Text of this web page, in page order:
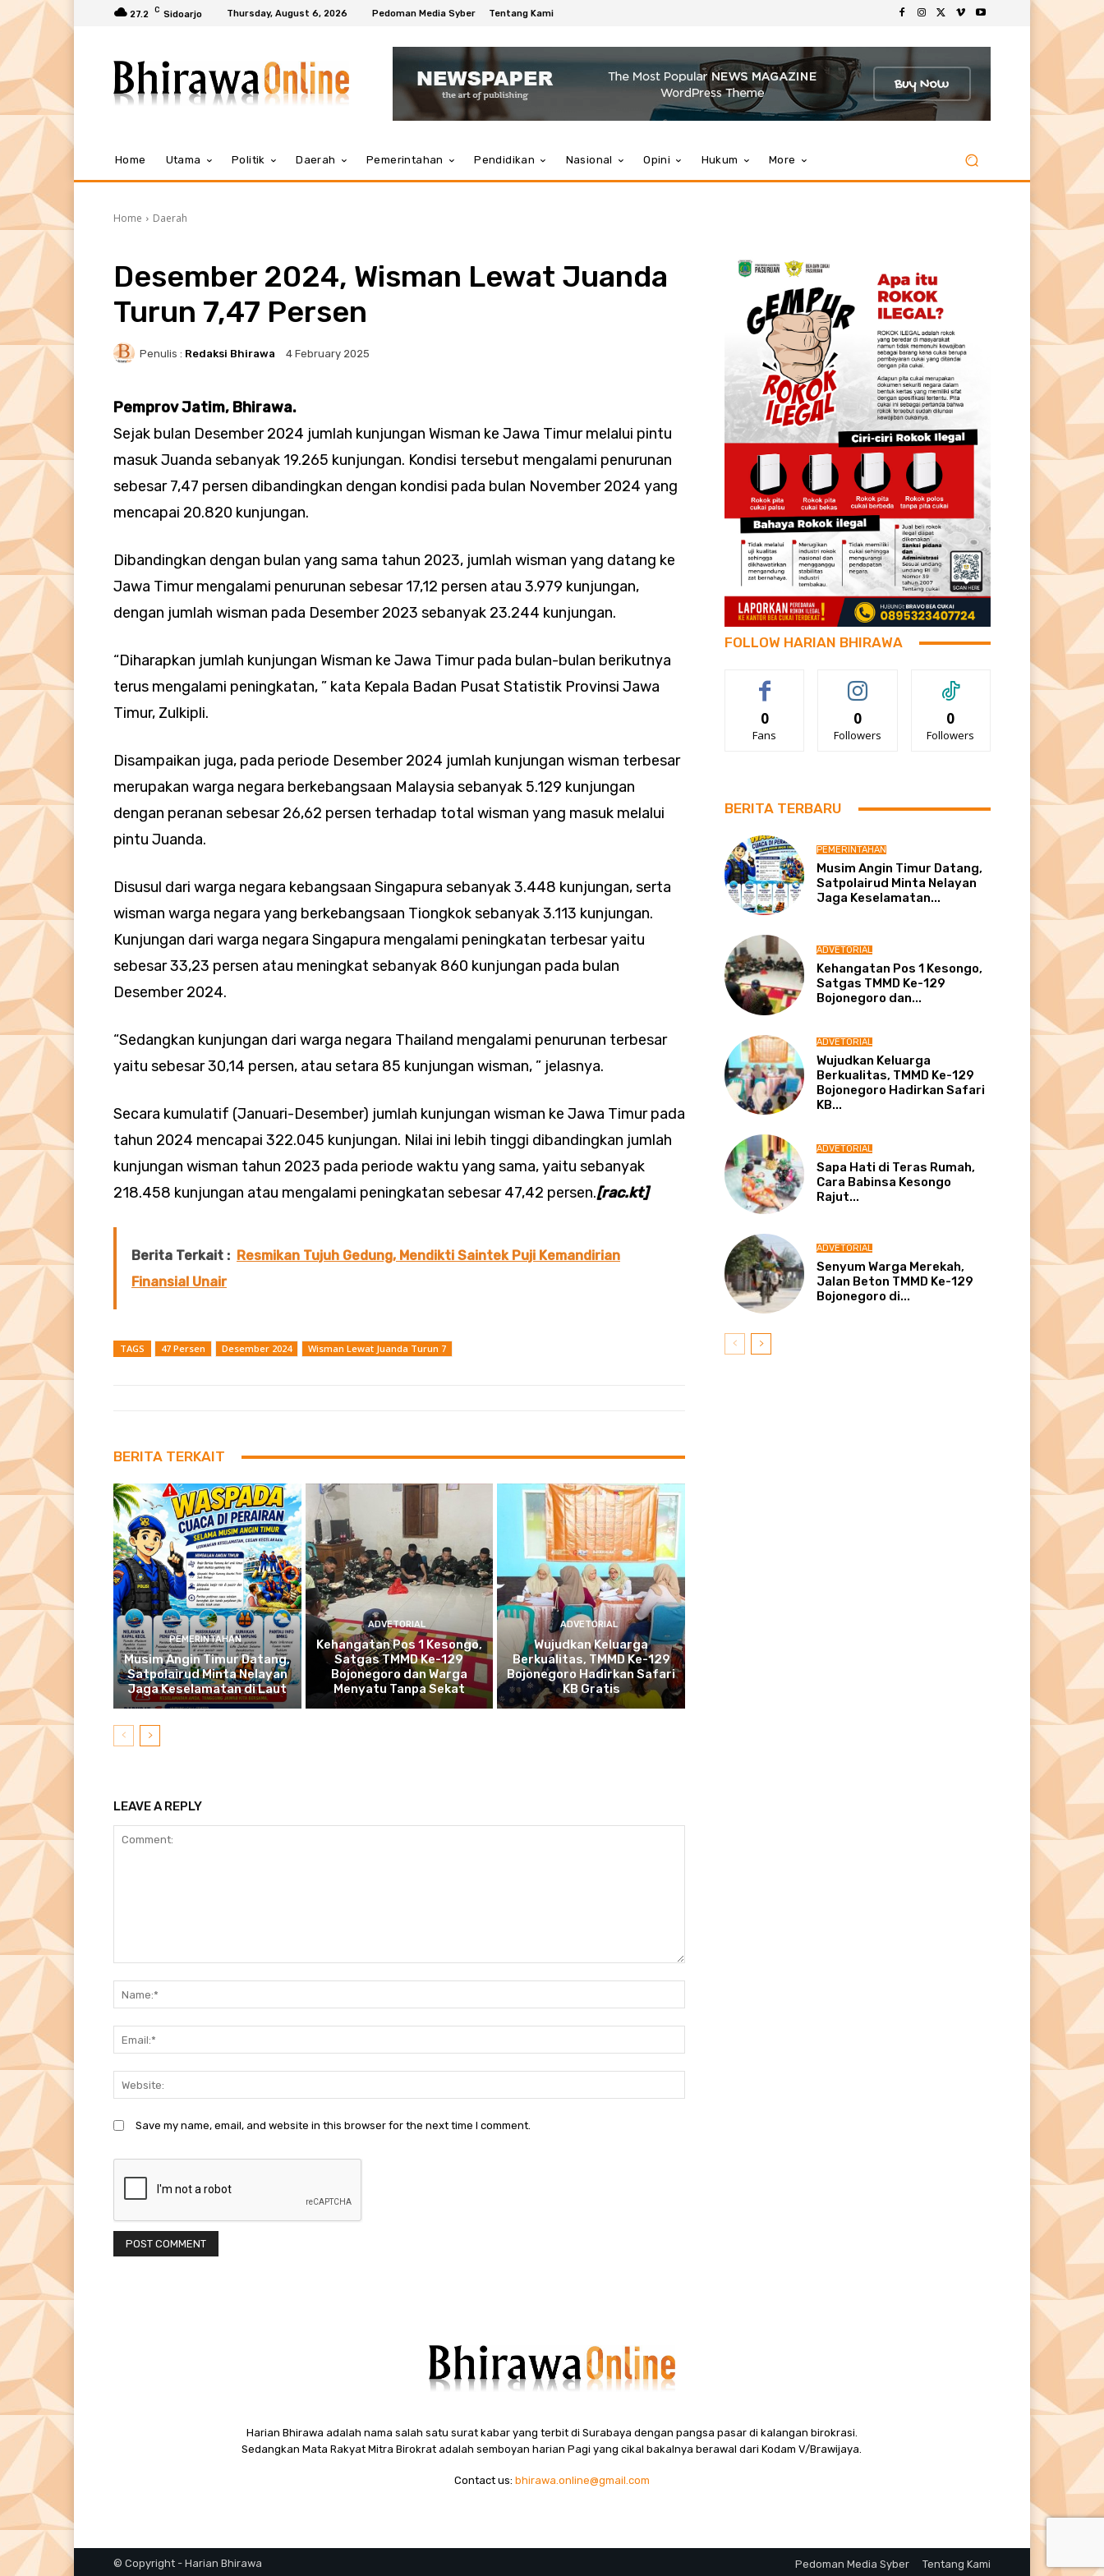
27.2 C Sidoarjo Thursday, August 6, 2026 Pedoman Media Syber Tentang Kami
Home Utama Politik Daerah Pemerintahan Pendidikan Nasional Opini Hukum More
Home Daerah
Desember 2024, Wisman Lewat Juanda
Turun 7,47 Persen
Penulis : Redaksi Bhirawa 4 February 2025
Pemprov Jatim, Bhirawa.
Sejak bulan Desember 2024 jumlah kunjungan Wisman ke Jawa Timur melalui pintu
masuk Juanda sebanyak 19.265 kunjungan. Kondisi tersebut mengalami penurunan
sebesar 7,47 persen dibandingkan dengan kondisi pada bulan November 2024 yang
mencapai 20.820 kunjungan.
Dibandingkan dengan bulan yang sama tahun 2023, jumlah wisman yang datang ke
Jawa Timur mengalami penurunan sebesar 17,12 persen atau 3.979 kunjungan,
dengan jumlah wisman pada Desember 2023 sebanyak 23.244 kunjungan.
“Diharapkan jumlah kunjungan Wisman ke Jawa Timur pada bulan-bulan berikutnya
terus mengalami peningkatan, ” kata Kepala Badan Pusat Statistik Provinsi Jawa
Timur, Zulkipli.
Disampaikan juga, pada periode Desember 2024 jumlah kunjungan wisman terbesar
merupakan warga negara berkebangsaan Malaysia sebanyak 5.129 kunjungan
dengan peranan sebesar 26,62 persen terhadap total wisman yang masuk melalui
pintu Juanda.
Disusul dari warga negara kebangsaan Singapura sebanyak 3.448 kunjungan, serta
wisman warga negara yang berkebangsaan Tiongkok sebanyak 3.113 kunjungan.
Kunjungan dari warga negara Singapura mengalami peningkatan terbesar yaitu
sebesar 33,23 persen atau meningkat sebanyak 860 kunjungan pada bulan
Desember 2024.
“Sedangkan kunjungan dari warga negara Thailand mengalami penurunan terbesar
yaitu sebesar 30,14 persen, atau setara 85 kunjungan wisman, ” jelasnya.
Secara kumulatif (Januari-Desember) jumlah kunjungan wisman ke Jawa Timur pada
tahun 2024 mencapai 322.045 kunjungan. Nilai ini lebih tinggi dibandingkan jumlah
kunjungan wisman tahun 2023 pada periode waktu yang sama, yaitu sebanyak
218.458 kunjungan atau mengalami peningkatan sebesar 47,42 persen.[rac.kt]
Berita Terkait : Resmikan Tujuh Gedung, Mendikti Saintek Puji Kemandirian
Finansial Unair
TAGS 47 Persen Desember 2024 Wisman Lewat Juanda Turun 7
BERITA TERKAIT
PEMERINTAHAN
Musim Angin Timur Datang,
Satpolairud Minta Nelayan
Jaga Keselamatan di Laut
ADVETORIAL
Kehangatan Pos 1 Kesongo,
Satgas TMMD Ke-129
Bojonegoro dan Warga
Menyatu Tanpa Sekat
ADVETORIAL
Wujudkan Keluarga
Berkualitas, TMMD Ke-129
Bojonegoro Hadirkan Safari
KB Gratis
LEAVE A REPLY
Save my name, email, and website in this browser for the next time I comment.
FOLLOW HARIAN BHIRAWA
0
Fans
0
Followers
0
Followers
BERITA TERBARU
PEMERINTAHAN
Musim Angin Timur Datang,
Satpolairud Minta Nelayan
Jaga Keselamatan...
ADVETORIAL
Kehangatan Pos 1 Kesongo,
Satgas TMMD Ke-129
Bojonegoro dan...
ADVETORIAL
Wujudkan Keluarga
Berkualitas, TMMD Ke-129
Bojonegoro Hadirkan Safari
KB...
ADVETORIAL
Sapa Hati di Teras Rumah,
Cara Babinsa Kesongo
Rajut...
ADVETORIAL
Senyum Warga Merekah,
Jalan Beton TMMD Ke-129
Bojonegoro di...
Harian Bhirawa adalah nama salah satu surat kabar yang terbit di Surabaya dengan pangsa pasar di kalangan birokrasi.
Sedangkan Mata Rakyat Mitra Birokrat adalah semboyan harian Pagi yang cikal bakalnya berawal dari Kodam V/Brawijaya.
Contact us: bhirawa.online@gmail.com
© Copyright - Harian Bhirawa Pedoman Media Syber Tentang Kami